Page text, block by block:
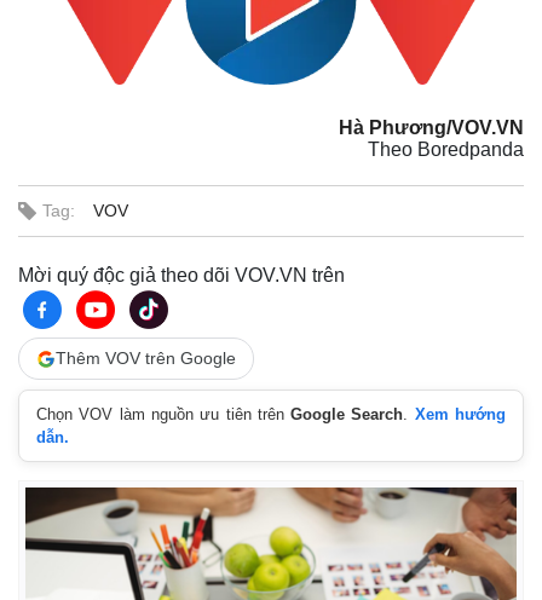
Giá vàng
Tỷ giá
Giá cà phê
Hà Phương/VOV.VN
Theo Boredpanda
Tag: VOV
Mời quý độc giả theo dõi VOV.VN trên
Thêm VOV trên Google
Chọn VOV làm nguồn ưu tiên trênGoogle Search. Xem hướng
dẫn.